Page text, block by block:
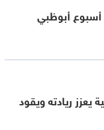
أبوظبي
يعزز ريادته ويقود